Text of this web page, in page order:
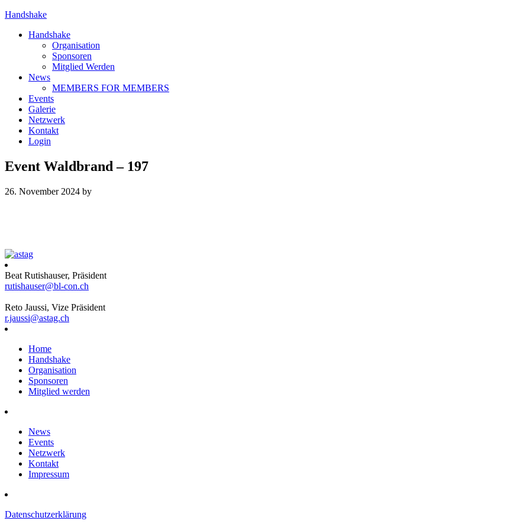
Handshake
Handshake
Organisation
Sponsoren
Mitglied Werden
News
MEMBERS FOR MEMBERS
Events
Galerie
Netzwerk
Kontakt
Login
Event Waldbrand – 197
26. November 2024 by
Beat Rutishauser, Präsident
rutishauser@bl-con.ch
Reto Jaussi, Vize Präsident
r.jaussi@astag.ch
Home
Handshake
Organisation
Sponsoren
Mitglied werden
News
Events
Netzwerk
Kontakt
Impressum
Datenschutzerklärung